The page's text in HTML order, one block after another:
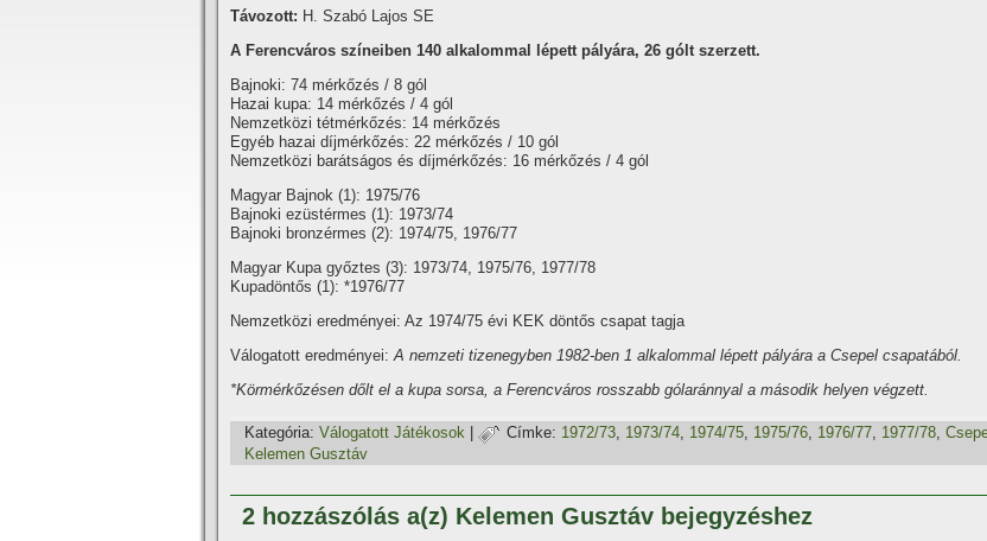
Távozott: H. Szabó Lajos SE
A Ferencváros szí­neiben 140 alkalommal lépett pályára, 26 gólt szerzett.
Bajnoki: 74 mérkőzés / 8 gól
Hazai kupa: 14 mérkőzés / 4 gól
Nemzetközi tétmérkőzés: 14 mérkőzés
Egyéb hazai dí­jmérkőzés: 22 mérkőzés / 10 gól
Nemzetközi barátságos és dí­jmérkőzés: 16 mérkőzés / 4 gól
Magyar Bajnok (1): 1975/76
Bajnoki ezüstérmes (1): 1973/74
Bajnoki bronzérmes (2): 1974/75, 1976/77
Magyar Kupa győztes (3): 1973/74, 1975/76, 1977/78
Kupadöntős (1): *1976/77
Nemzetközi eredményei: Az 1974/75 évi KEK döntős csapat tagja
Válogatott eredményei:A nemzeti tizenegyben 1982-ben 1 alkalommal lépett pályára a Csepel csapatából.
*Körmérkőzésen dőlt el a kupa sorsa, a Ferencváros rosszabb gólaránnyal a második helyen végzett.
Kategória: Válogatott Játékosok Címke: 1972/73, 1973/74, 1974/75, 1975/76, 1976/77, 1977/78,
Kelemen Gusztáv
2 hozzászólás a(z) Kelemen Gusztáv bejegyzéshez